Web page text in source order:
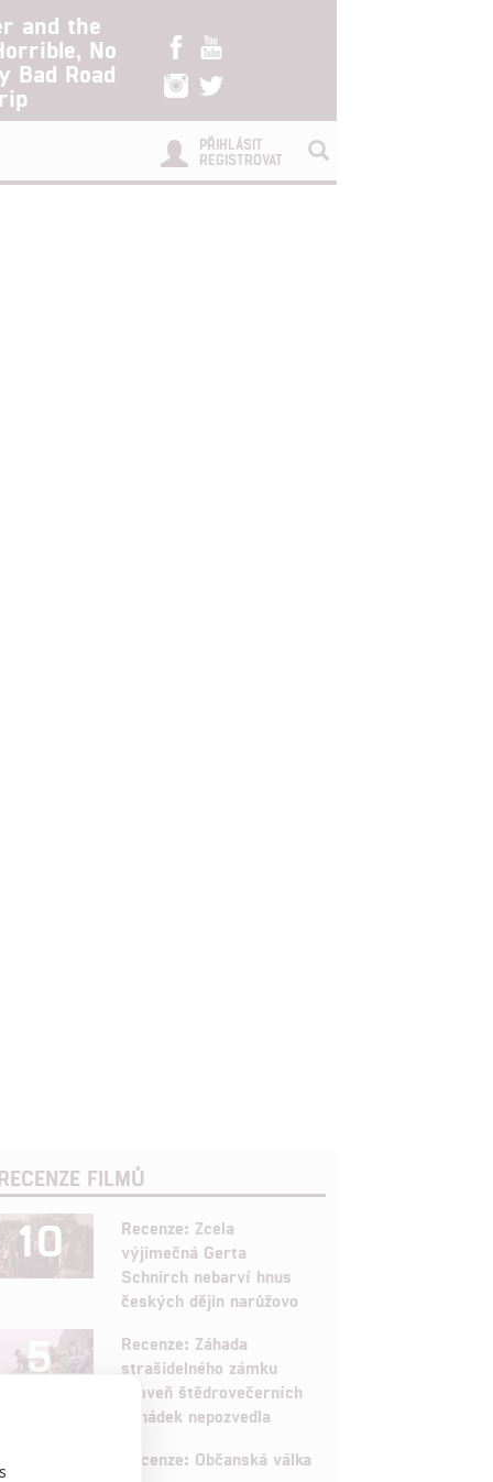
and the
No
Bad Road
PŘIHLÁSIT
REGISTROVAT
FILMŮ
10
Recenze: Zcela
výjimečná Gerta
Schnirch nebarví hnus
českých dějin narůžovo
5
Recenze: Záhada
strašidelného zámku
úroveň štědrovečerních
pohádek nepozvedla
Recenze: Občanská válka